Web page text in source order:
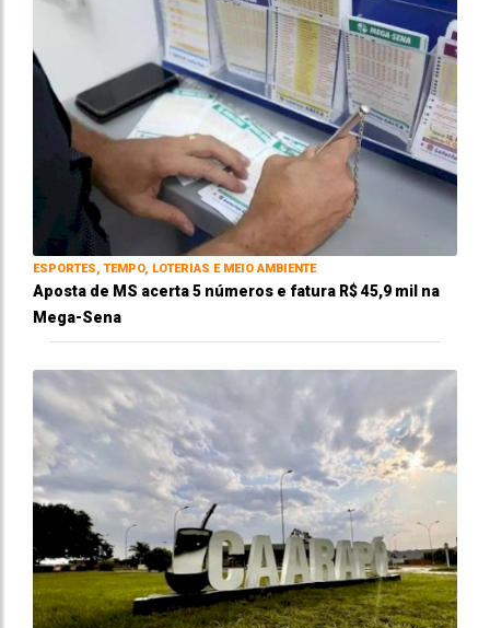
ESPORTES, TEMPO, LOTERIAS E MEIO AMBIENTE
Aposta de MS acerta 5 números e fatura R$ 45,9 mil na
Mega-Sena